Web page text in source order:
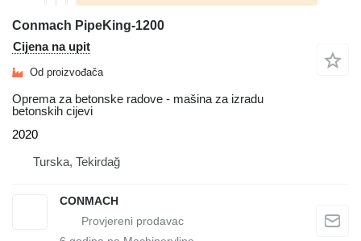
Conmach PipeKing-1200
Cijena na upit
Od proizvođača
Oprema za betonske radove - mašina za izradu
betonskih cijevi
2020
Turska, Tekirdağ
CONMACH